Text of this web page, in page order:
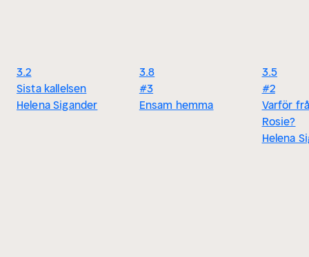
3.2
Sista kallelsen
Helena Sigander
3.8
#3
Ensam hemma
3.5
#2
Varför
Rosie?
Helena